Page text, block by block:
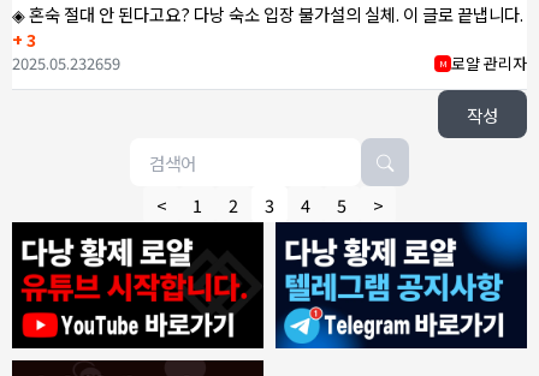
◈ 혼숙 절대 안 된다고요? 다낭 숙소 입장 불가설의 실체. 이 글로 끝냅니다.
+ 3
M 로얄 관리자
2025.05.232659
작성
< 1 2 3 4 5 >